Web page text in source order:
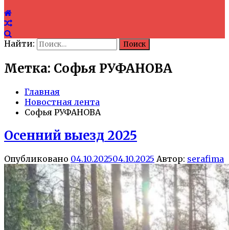
Найти:
Метка: Софья РУФАНОВА
Главная
Новостная лента
Софья РУФАНОВА
Осенний выезд 2025
Опубликовано 04.10.202504.10.2025 Автор: serafima